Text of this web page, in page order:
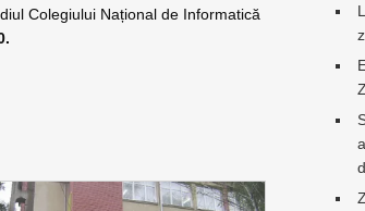
Colegiului Național de Informatică